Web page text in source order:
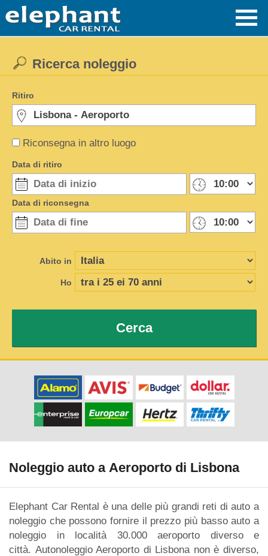
Riconsegna in altro luogo
Ricerca noleggio
Ritiro
Data di ritiro
Data di riconsegna
Abito in
Ho
Cerca
Noleggio auto a Aeroporto di Lisbona
Elephant Car Rental è una delle più grandi reti di auto a
noleggio che possono fornire il prezzo più basso auto a
noleggio in località 30.000 aeroporto diverso e
città. Autonoleggio Aeroporto di Lisbona non è diverso,